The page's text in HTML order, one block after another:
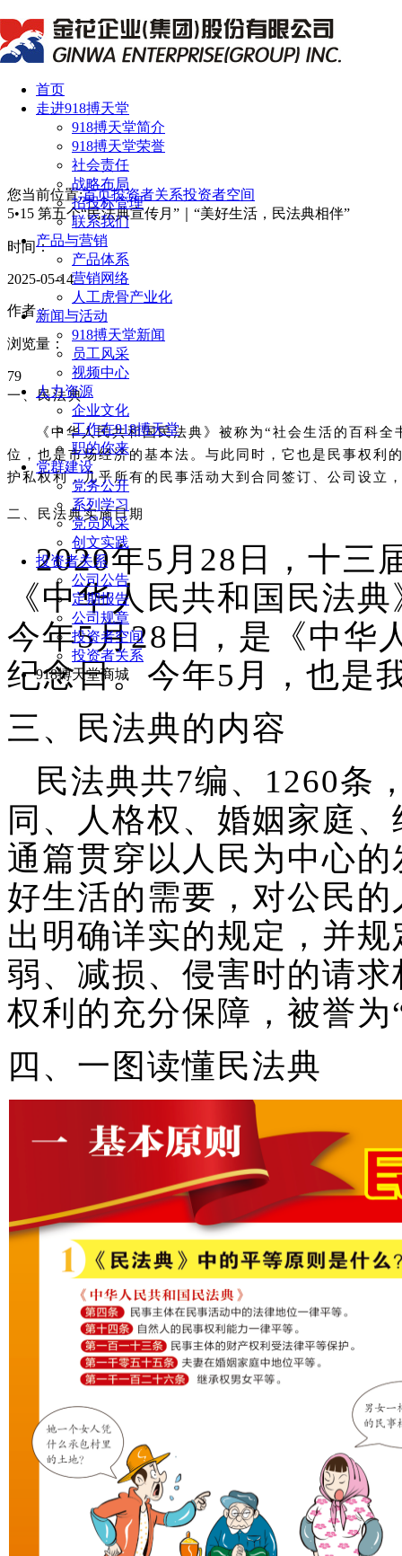
首页
走进918搏天堂
918搏天堂简介
918搏天堂荣誉
社会责任
战略布局
招投标管理
联系我们
产品与营销
产品体系
营销网络
人工虎骨产业化
新闻与活动
918搏天堂新闻
员工风采
视频中心
人力资源
企业文化
工作在918搏天堂
职的你来
党群建设
党务公开
系列学习
党员风采
创文实践
投资者关系
公司公告
定期报告
公司规章
投资者空间
投资者关系
918搏天堂商城
您当前位置:首页投资者关系投资者空间
5•15 第五个“民法典宣传月”｜“美好生活，民法典相伴”
时间：
2025-05-14
作者：
浏览量：
79
一、民法典
《中华人民共和国民法典》被称为“社会生活的百科
位，也是市场经济的基本法。与此同时，它也是民事权利
护私权利，几乎所有的民事活动大到合同签订、公司设立
二、民法典实施日期
2020年5月28日，十三
《中华人民共和国民法
今年5月28日，是《中华
纪念日。今年5月，也是
三、民法典的内容
民法典共7编、1260条
同、人格权、婚姻家庭
通篇贯穿以人民为中心
好生活的需要，对公民
出明确详实的规定，并
弱、减损、侵害时的请
权利的充分保障，被誉
四、一图读懂民法典